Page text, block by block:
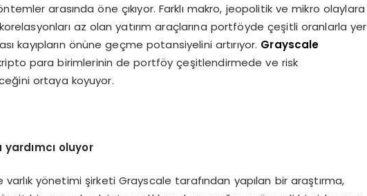
arasında öne çıkıyor. Farklı makro, jeopolitik ve mikro olaylara
az olan yatırım araçlarına portföyde çeşitli oranlarla yer
kayıpların önüne geçme potansiyelini artırıyor. Grayscale
para birimlerinin de portföy çeşitlendirmede ve risk
ortaya koyuyor.
oluyor
varlık yönetimi şirketi Grayscale tarafından yapılan bir araştırma,